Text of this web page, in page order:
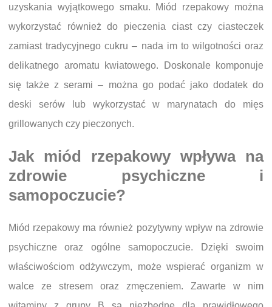
uzyskania wyjątkowego smaku. Miód rzepakowy można
wykorzystać również do pieczenia ciast czy ciasteczek
zamiast tradycyjnego cukru – nada im to wilgotności oraz
delikatnego aromatu kwiatowego. Doskonale komponuje
się także z serami – można go podać jako dodatek do
deski serów lub wykorzystać w marynatach do mięs
grillowanych czy pieczonych.
Jak miód rzepakowy wpływa na
zdrowie psychiczne i
samopoczucie?
Miód rzepakowy ma również pozytywny wpływ na zdrowie
psychiczne oraz ogólne samopoczucie. Dzięki swoim
właściwościom odżywczym, może wspierać organizm w
walce ze stresem oraz zmęczeniem. Zawarte w nim